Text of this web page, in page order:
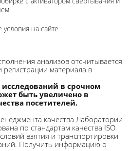
на сайте
анализов отсчитывается
материала в
в срочном
быть увеличено в
посетителей.
качества Лаборатории
по стандартам качества ISO
взятия и транспортировки
Получить информацию о